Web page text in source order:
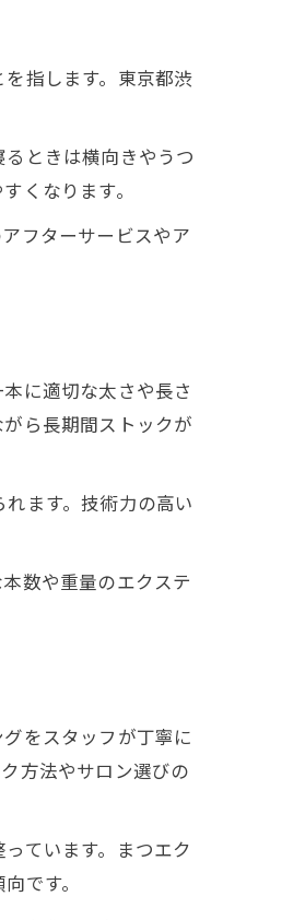
指します。東京都渋
ときは横向きやうつ
くなります。
フターサービスやア
に適切な太さや長さ
ら長期間ストックが
ます。技術力の高い
数や重量のエクステ
をスタッフが丁寧に
方法やサロン選びの
ています。まつエク
です。